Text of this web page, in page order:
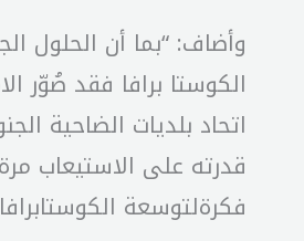
وأضاف: “بما أن الحلول
الكوستا برافا فقد صُوّر
اتحاد بلديات الضاحية
قدرته على الاستيعاب
فكرةلتوسعة